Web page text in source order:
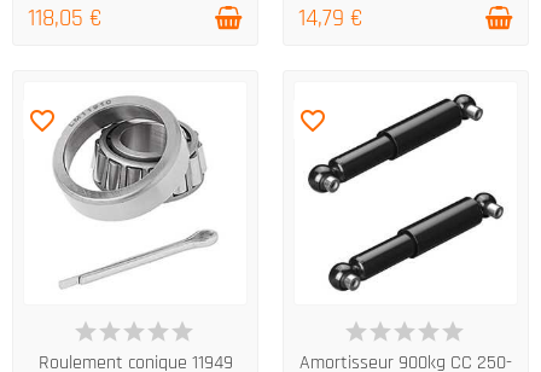
118,05 € 14,79 €
EN STOCK
favorite_border
Roulement conique 11949
EN STOCK
favorite_border
Amortisseur 900kg CC 250-